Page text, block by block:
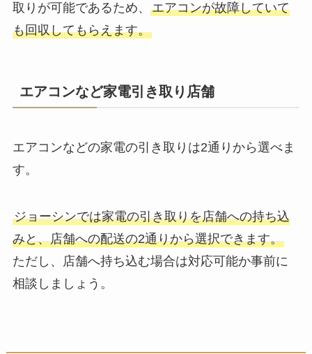
取りが可能であるため、 エアコンが故障していて
も回収してもらえます。
エアコンなど家電引き取り店舗
エアコンなどの家電の引き取りは2通りから選べま
す。
ジョーシンでは家電の引き取りを店舗への持ち込
みと、店舗への配送の2通りから選択できます。
ただし、店舗へ持ち込む場合は対応可能か事前に
相談しましょう。